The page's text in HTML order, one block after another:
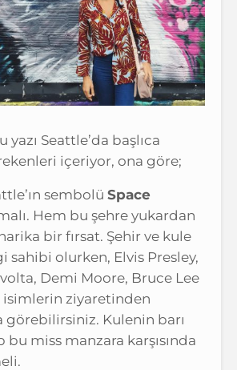
yazı Seattle’da başlıca
içeriyor, ona göre;
sembolü Space
Hem bu şehre yukardan
bir fırsat. Şehir ve kule
sahibi olurken, Elvis Presley,
Demi Moore, Bruce Lee
ziyaretinden
Kulenin barı
miss manzara karşısında